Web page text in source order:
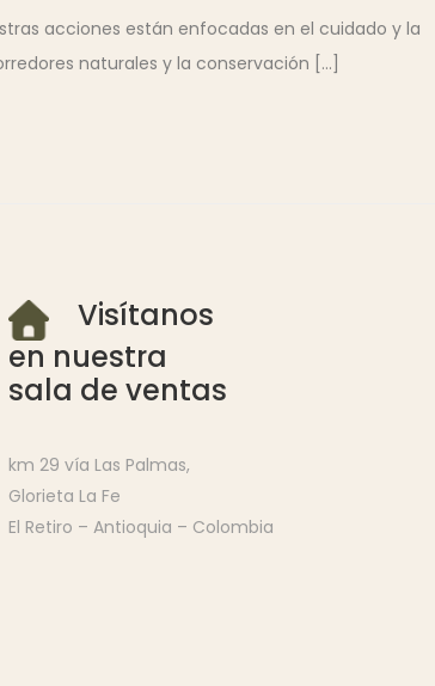
acciones están enfocadas en el cuidado y la
naturales y la conservación [...]
Visítanos
en nuestra
sala de ventas
km 29 vía Las Palmas,
Glorieta La Fe
El Retiro – Antioquia – Colombia